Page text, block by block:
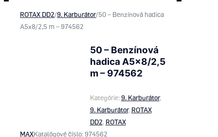
ROTAX DD2/9. Karburátor/50 – Benzínová hadica
A5x8/2,5 m – 974562
50 – Benzínová
hadica A5x8/2,5
m – 974562
Kategórie:9. Karburátor,
9. Karburátor, ROTAX
DD2, ROTAX
MAXKatalógové číslo:974562